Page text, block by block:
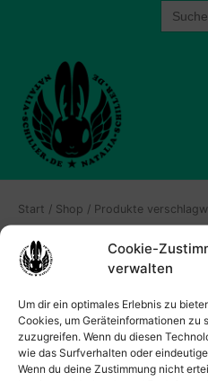
Cookie-
verwalten
Um dir ein optimales Erlebnis zu
Cookies, um Geräteinformationen zu
zuzugreifen. Wenn du diesen
wie das Surfverhalten oder
Wenn du deine Zustimmung nicht
Search
for:
Start / Shop / Produkte
Es wurden keine
Auswahl entsprechen.